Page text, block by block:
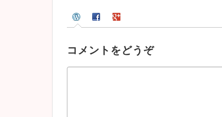
コメントをどうぞ